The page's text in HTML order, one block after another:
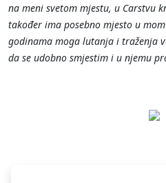
na meni svetom mjestu, u Carstvu
također ima posebno mjesto u
godinama moga lutanja i traženja
da se udobno smjestim i u njemu